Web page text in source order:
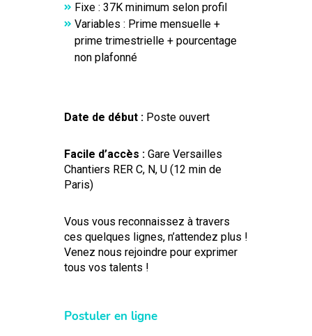
Fixe : 37K minimum selon profil
Variables : Prime mensuelle +
prime trimestrielle + pourcentage
non plafonné
Date de début :Poste ouvert
Facile d’accès :Gare Versailles
Chantiers RER C, N, U (12 min de
Paris)
Vous vous reconnaissez à travers
ces quelques lignes, n’attendez plus !
Venez nous rejoindre pour exprimer
tous vos talents !
Postuler en ligne